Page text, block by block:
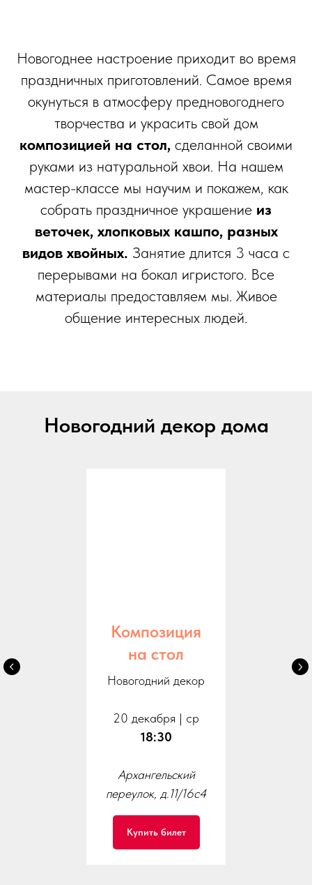
Новогоднее настроение приходит во время
праздничных приготовлений. Самое время
окунуться в атмосферу предновогоднего
творчества и украсить свой дом
композицией на стол, сделанной своими
руками из натуральной хвои. На нашем
мастер-классе мы научим и покажем, как
собрать праздничное украшение из
веточек, хлопковых кашпо, разных
видов хвойных. Занятие длится 3 часа с
перерывами на бокал игристого. Все
материалы предоставляем мы. Живое
общение интересных людей.
Новогодний декор дома
Композиция
на стол
Новогодний декор
20 декабря | ср
18:30
Архангельский
переулок, д.11/16с4
Купить билет